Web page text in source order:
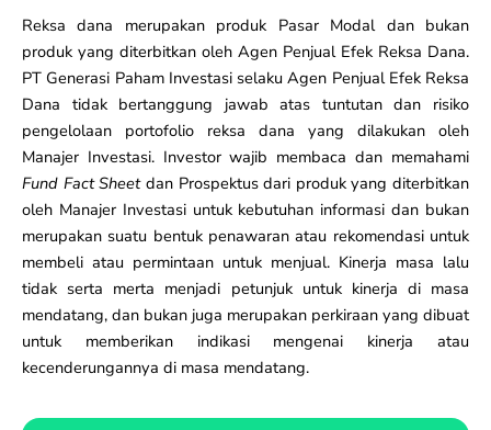
Reksa dana merupakan produk Pasar Modal dan bukan
produk yang diterbitkan oleh Agen Penjual Efek Reksa Dana.
PT Generasi Paham Investasi selaku Agen Penjual Efek Reksa
Dana tidak bertanggung jawab atas tuntutan dan risiko
pengelolaan portofolio reksa dana yang dilakukan oleh
Manajer Investasi. Investor wajib membaca dan memahami
Fund Fact Sheetdan Prospektus dari produk yang diterbitkan
oleh Manajer Investasi untuk kebutuhan informasi dan bukan
merupakan suatu bentuk penawaran atau rekomendasi untuk
membeli atau permintaan untuk menjual. Kinerja masa lalu
tidak serta merta menjadi petunjuk untuk kinerja di masa
mendatang, dan bukan juga merupakan perkiraan yang dibuat
untuk memberikan indikasi mengenai kinerja atau
kecenderungannya di masa mendatang.